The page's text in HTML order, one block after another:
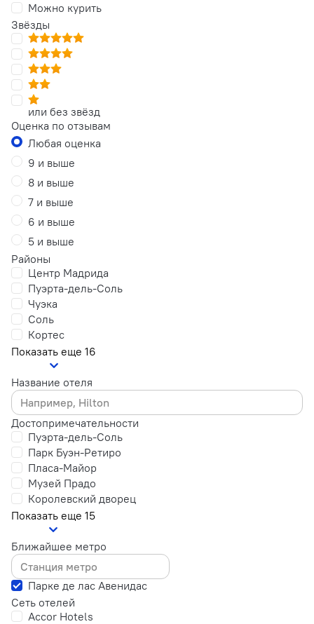
Можно курить
Звёзды
или без звёзд
Оценка по отзывам
Любая оценка
9 и выше
8 и выше
7 и выше
6 и выше
5 и выше
Районы
Центр Мадрида
Пуэрта-дель-Соль
Чуэка
Соль
Кортес
Показать еще 16
Название отеля
Достопримечательности
Пуэрта-дель-Соль
Парк Буэн-Ретиро
Пласа-Майор
Музей Прадо
Королевский дворец
Показать еще 15
Ближайшее метро
Парке де лас Авенидас
Сеть отелей
Accor Hotels